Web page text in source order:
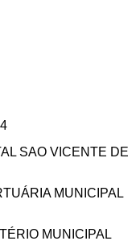
SAO VICENTE DE
MUNICIPAL
MUNICIPAL